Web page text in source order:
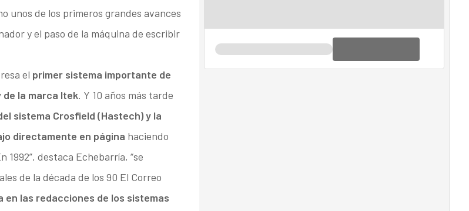
unos de los primeros grandes avances
y el paso de la máquina de escribir
el primer sistema importante de
la marca Itek. Y 10 años más tarde
sistema Crosfield (Hastech) y la
directamente en página haciendo
destaca Echebarría, “se
de la década de los 90 El Correo
en las redacciones de los sistemas